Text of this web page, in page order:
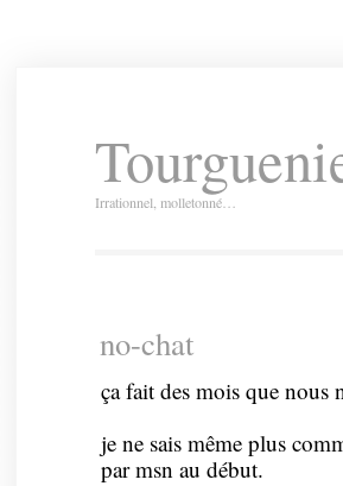
Irrationnel, molletonné…
no-chat
ça fait des mois que nous
je ne sais même plus
par msn au début.